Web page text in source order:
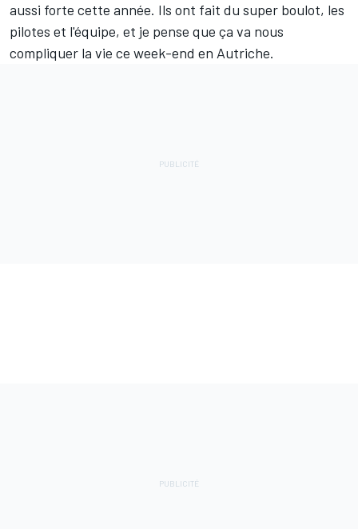
aussi forte cette année. Ils ont fait du super boulot, les
pilotes et l'équipe, et je pense que ça va nous
compliquer la vie ce week-end en Autriche.